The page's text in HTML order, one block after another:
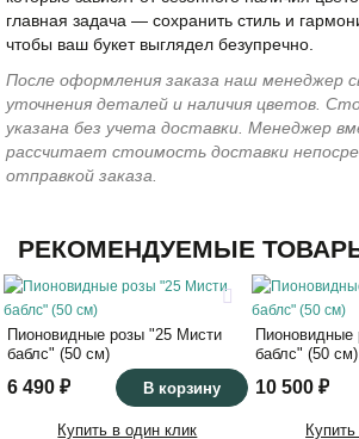
главная задача — сохранить стиль и
чтобы ваш букет выглядел безупречно.
После оформления заказа наш менеджер
уточнения деталей и наличия цветов.
указана без учета доставки. Менеджер
рассчитает стоимость доставки
отправкой заказа.
РЕКОМЕНДУЕМЫЕ
Пионовидные розы "25 Мисти
баблс" (50 см)
6 490 ₽ В корзину
Купить в один клик
баблс" (50 см)
10 500 ₽